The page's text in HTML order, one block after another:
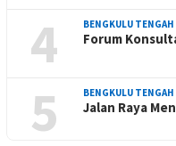
4 BENGKULU TENGAH
Forum
5 BENGKULU TENGAH
Jalan Raya